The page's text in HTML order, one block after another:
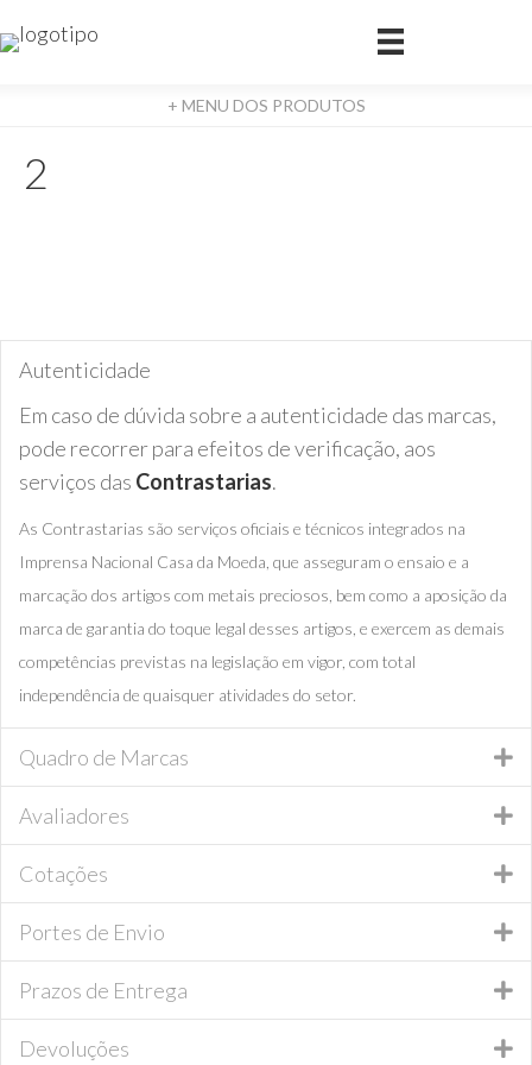
+ MENU DOS PRODUTOS
2
Autenticidade
Em caso de dúvida sobre a autenticidade das marcas,
pode recorrer para efeitos de verificação, aos
serviços das Contrastarias.
As Contrastarias são serviços oficiais e técnicos integrados na
Imprensa Nacional Casa da Moeda, que asseguram o ensaio e a
marcação dos artigos com metais preciosos, bem como a aposição da
marca de garantia do toque legal desses artigos, e exercem as demais
competências previstas na legislação em vigor, com total
independência de quaisquer atividades do setor.
Quadro de Marcas
Avaliadores
Cotações
Portes de Envio
Prazos de Entrega
Devoluções